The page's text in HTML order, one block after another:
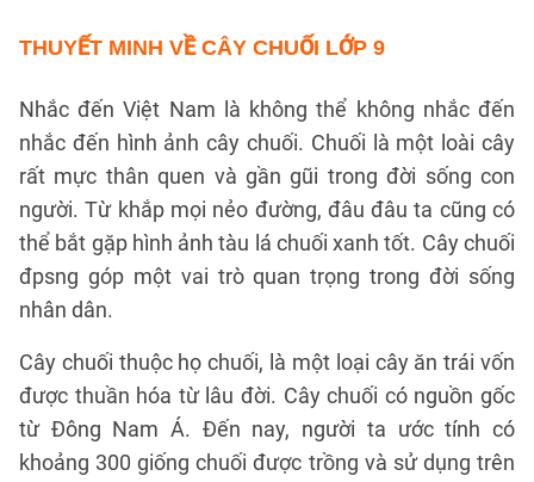
THUYẾT MINH VỀ CÂY CHUỐI LỚP 9
Nhắc đến Việt Nam là không thể không nhắc đến
nhắc đến hình ảnh cây chuối. Chuối là một loài cây
rất mực thân quen và gần gũi trong đời sống con
người. Từ khắp mọi nẻo đường, đâu đâu ta cũng có
thể bắt gặp hình ảnh tàu lá chuối xanh tốt. Cây chuối
đpsng góp một vai trò quan trọng trong đời sống
nhân dân.
Cây chuối thuộc họ chuối, là một loại cây ăn trái vốn
được thuần hóa từ lâu đời. Cây chuối có nguồn gốc
từ Đông Nam Á. Đến nay, người ta ước tính có
khoảng 300 giống chuối được trồng và sử dụng trên